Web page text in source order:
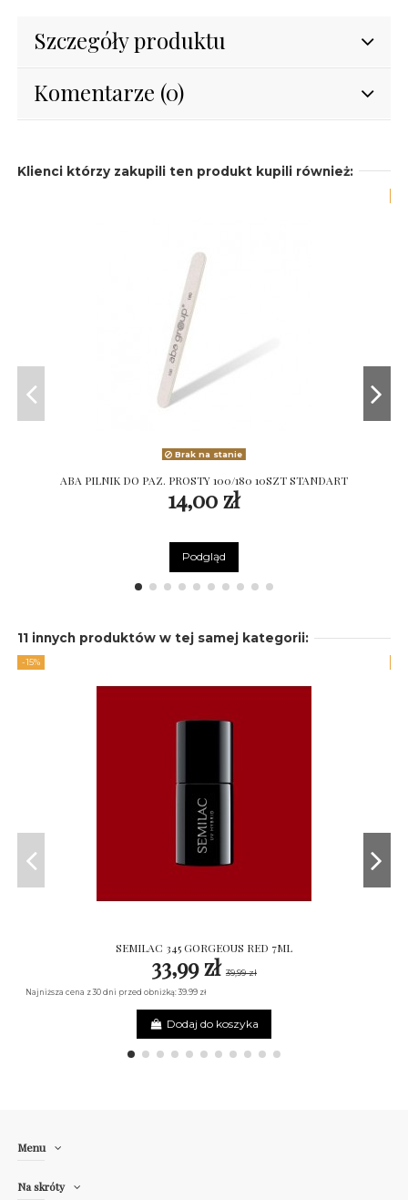
Szczegóły produktu
Komentarze (0)
Klienci którzy zakupili ten produkt kupili również:
Brak na stanie
ABA PILNIK DO PAZ. PROSTY 100/180 10SZT STANDART
14,00 zł
Podgląd
11 innych produktów w tej samej kategorii:
-15%
SEMILAC 345 GORGEOUS RED 7ML
33,99 zł 39,99 zł
Najniższa cena z 30 dni przed obniżką: 39.99 zł
Dodaj do koszyka
Menu
Na skróty